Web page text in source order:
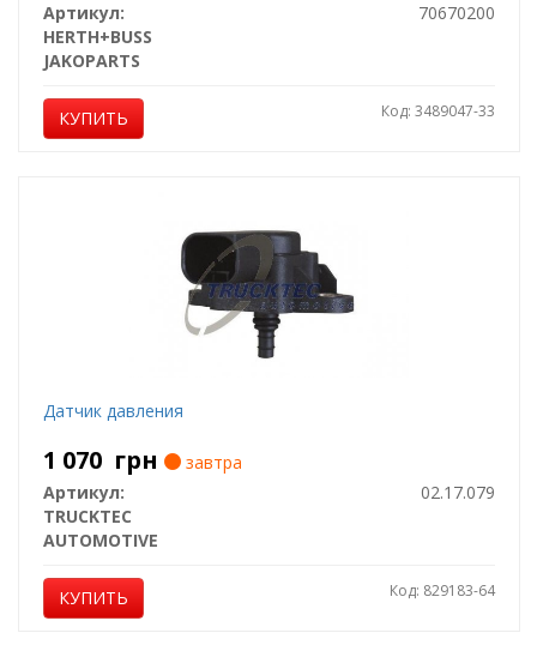
Артикул:
70670200
HERTH+BUSS
JAKOPARTS
КУПИТЬ Код: 3489047-33
Датчик давления
1 070 грн
завтра
Артикул:
02.17.079
TRUCKTEC
AUTOMOTIVE
КУПИТЬ Код: 829183-64